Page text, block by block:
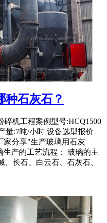
种石灰石？
碎机工程案例型号:HCQ1500
量:7吨/小时 设备选型报价
家分享"生产玻璃用石灰
产的工艺流程： 玻璃的主
长石、白云石、石灰石、